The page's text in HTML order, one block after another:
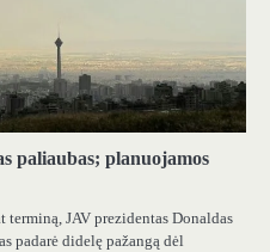
paliaubas; planuojamos
JAV prezidentas Donaldas
padarė didelę pažangą dėl